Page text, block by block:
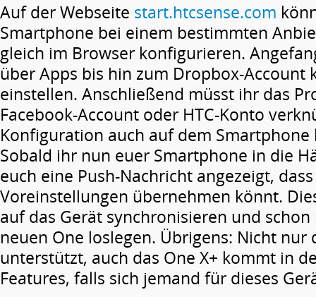
Auf der Webseite start.htcsense.com
Smartphone bei einem bestimmten
gleich im Browser konfigurieren.
über Apps bis hin zum Dropbox-Account
einstellen. Anschließend müsst ihr das
Facebook-Account oder HTC-Konto
Konfiguration auch auf dem Smartphone
Sobald ihr nun euer Smartphone in die
euch eine Push-Nachricht angezeigt,
Voreinstellungen übernehmen könnt.
auf das Gerät synchronisieren und
neuen One loslegen. Übrigens: Nicht nur
unterstützt, auch das One X+ kommt in
Features, falls sich jemand für dieses